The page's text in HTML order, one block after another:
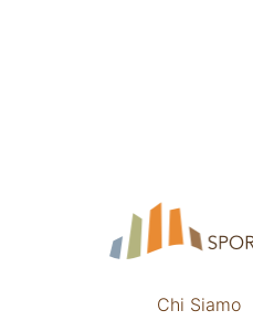
Chi Siamo